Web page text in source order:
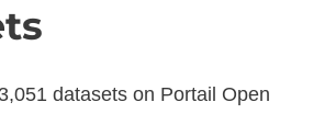
datasets on Portail Open